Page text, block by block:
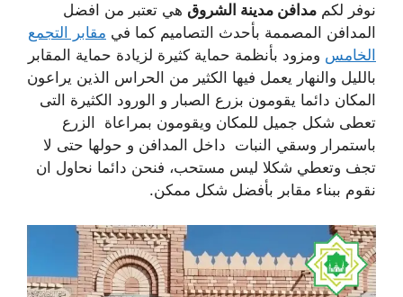
نوفر لكم مدافن مدينة الشروق هي تعتبر من افضل
المدافن المصممة بأحدث التصاميم كما في مقابر التجمع
الخامس ومزود بأنظمة حماية كثيرة لزيادة حماية المقابر
بالليل والنهار يعمل فيها الكثير من الحراس الذين يراعون
المكان دائما يقومون بزرع الصبار و الورود الكثيرة التى
تعطى شكل جميل للمكان ويقومون بمراعاة الزرع
باستمرار وسقي النبات داخل المدافن و حولها حتى لا
تجف وتعطي شكلا ليس مستحب، فنحن دائما نحاول ان
نقوم ببناء مقابر بأفضل شكل ممكن.